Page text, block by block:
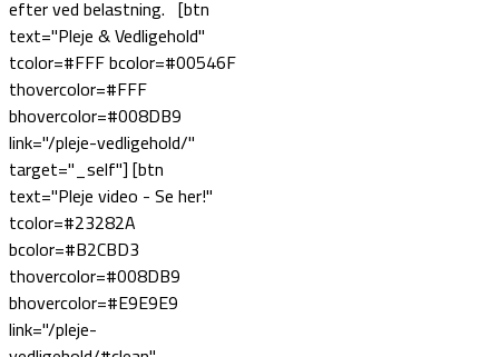
efter ved belastning. [btn
text="Pleje & Vedligehold"
tcolor=#FFF bcolor=#00546F
thovercolor=#FFF
bhovercolor=#008DB9
link="/pleje-vedligehold/"
target="_self"] [btn
text="Pleje video - Se her!"
tcolor=#23282A
bcolor=#B2CBD3
thovercolor=#008DB9
bhovercolor=#E9E9E9
link="/pleje-